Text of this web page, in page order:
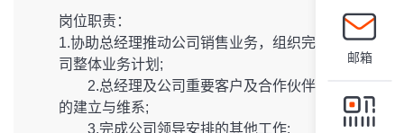
岗位职责：
1.协助总经理推动公司销售业务，组织完成公
司整体业务计划;
2.总经理及公司重要客户及合作伙伴关系
的建立与维系;
3.完成公司领导安排的其他工作;
邮箱